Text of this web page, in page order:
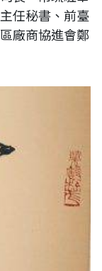
任秘書、前臺
廠商協進會鄭